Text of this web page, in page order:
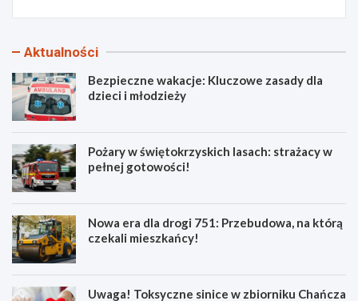
Aktualności
Bezpieczne wakacje: Kluczowe zasady dla
dzieci i młodzieży
Pożary w świętokrzyskich lasach: strażacy w
pełnej gotowości!
Nowa era dla drogi 751: Przebudowa, na którą
czekali mieszkańcy!
Uwaga! Toksyczne sinice w zbiorniku Chańcza